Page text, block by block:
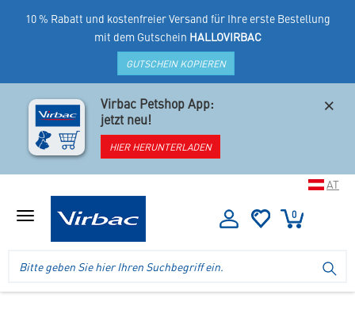
10 % Rabatt und kostenfreier Versand für Ihre erste Bestellung
mit dem Gutschein HALLOVIRBAC
GUTSCHEIN KOPIEREN
Virbac Petshop App:
jetzt neu!
HIER HERUNTERLADEN
×
AT
Menü
Virbac
Ihr
0
Header